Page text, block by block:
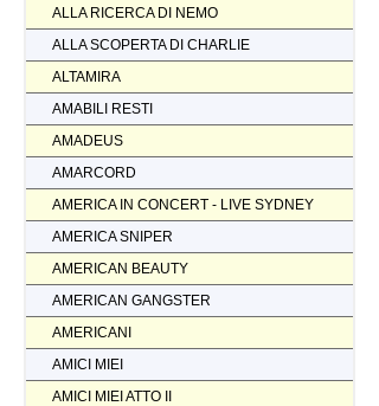
ALLA RICERCA DI NEMO
ALLA SCOPERTA DI CHARLIE
ALTAMIRA
AMABILI RESTI
AMADEUS
AMARCORD
AMERICA IN CONCERT - LIVE SYDNEY
AMERICA SNIPER
AMERICAN BEAUTY
AMERICAN GANGSTER
AMERICANI
AMICI MIEI
AMICI MIEI ATTO II